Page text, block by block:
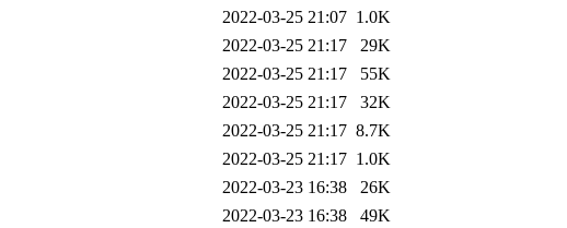
2022-03-25 21:07 1.0K
2022-03-25 21:17
29K
2022-03-25 21:17
55K
2022-03-25 21:17
32K
2022-03-25 21:17 8.7K
2022-03-25 21:17 1.0K
2022-03-23 16:38
26K
2022-03-23 16:38
49K